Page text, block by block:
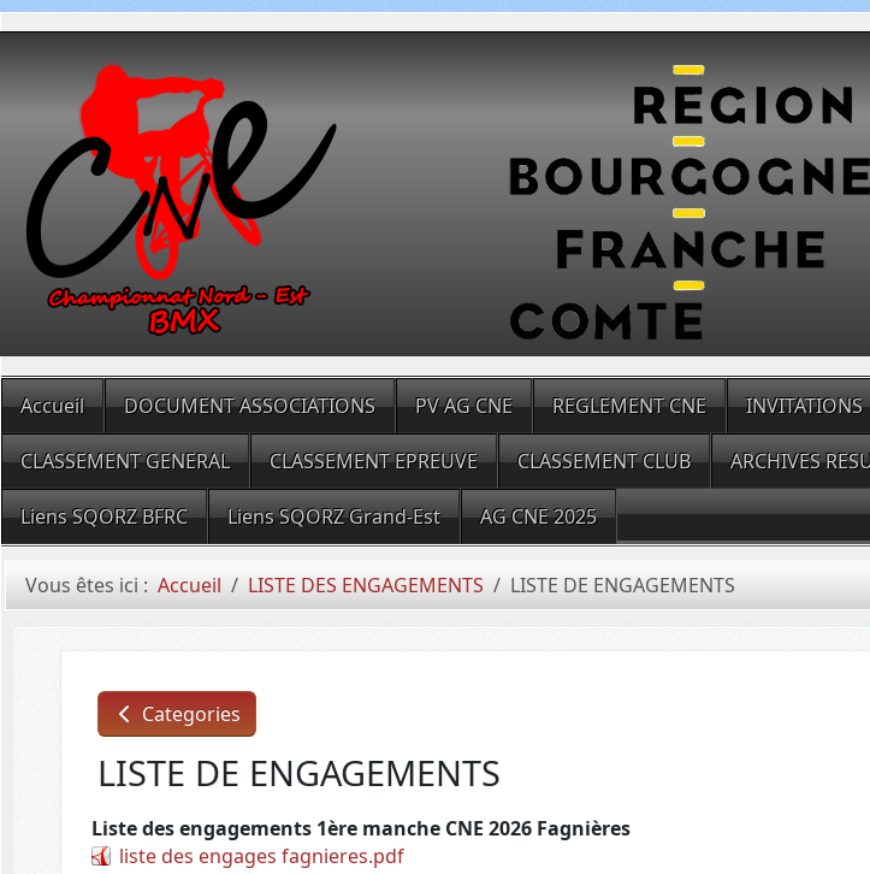
Accueil DOCUMENT ASSOCIATIONS PV AG CNE REGLEMENT CNE INVITATIONS
CLASSEMENT GENERAL CLASSEMENT EPREUVE CLASSEMENT CLUB ARCHIVES
Liens SQORZ BFRC Liens SQORZ Grand-Est AG CNE 2025
Vous êtes ici : Accueil LISTE DES ENGAGEMENTS LISTE DE ENGAGEMENTS
Categories
LISTE DE ENGAGEMENTS
Liste des engagements 1ère manche CNE 2026 Fagnières
liste des engages fagnieres.pdf